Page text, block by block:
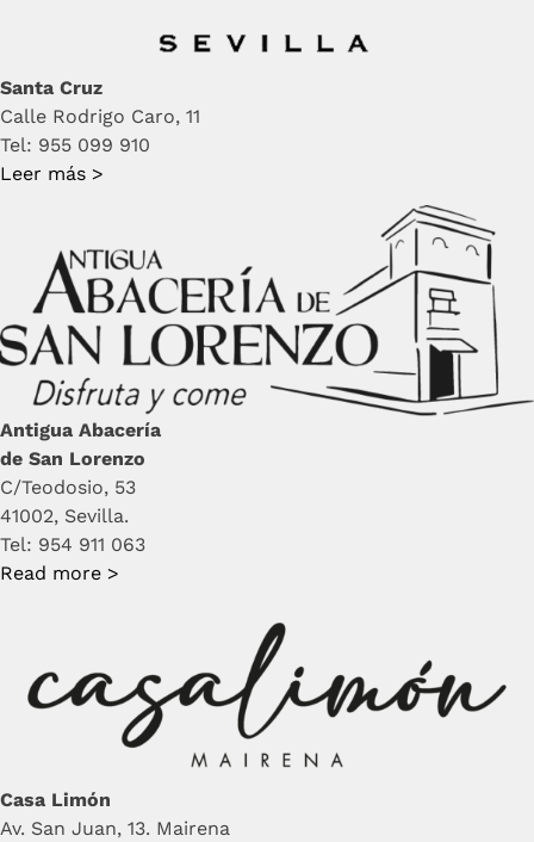
Santa Cruz
Calle Rodrigo Caro, 11
Tel: 955 099 910
Leer más >
Antigua Abacería
de San Lorenzo
C/Teodosio, 53
41002, Sevilla.
Tel: 954 911 063
Read more >
Casa Limón
Av. San Juan, 13. Mairena